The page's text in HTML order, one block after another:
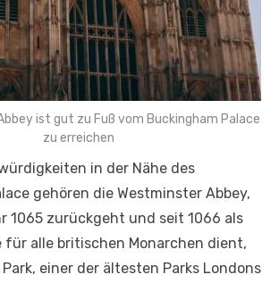
ist gut zu Fuß vom Buckingham Palace
zu erreichen
in der Nähe des
gehören die Westminster Abbey,
1065 zurückgeht und seit 1066 als
für alle britischen Monarchen dient,
Park, einer der ältesten Parks Londons